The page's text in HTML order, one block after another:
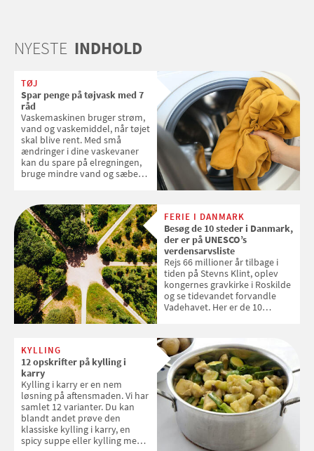
NYESTE INDHOLD
TØJ
Spar penge på tøjvask med 7
råd
Vaskemaskinen bruger strøm,
vand og vaskemiddel, når tøjet
skal blive rent. Med små
ændringer i dine vaskevaner
kan du spare på elregningen,
bruge mindre vand og sæbe
enkle råd til at spare penge på
tøjvasken
FERIE I DANMARK
Besøg de 10 steder i Danmark,
der er på UNESCO’s
verdensarvsliste
Rejs 66 millioner år tilbage i
tiden på Stevns Klint, oplev
kongernes gravkirke i Roskilde
og se tidevandet forvandle
Vadehavet. Her er de 10
KYLLING
12 opskrifter på kylling i
karry
Kylling i karry er en nem
løsning på aftensmaden. Vi har
samlet 12 varianter. Du kan
blandt andet prøve den
klassiske kylling i karry, en
spicy suppe eller kylling med